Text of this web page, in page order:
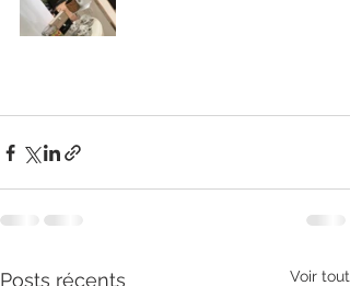
Posts récents Voir tout